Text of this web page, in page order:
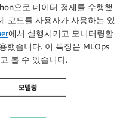
으로 데이터 정제를 수행했
코드를 사용자가 사용하는 있
에서 실행시키고 모니터링할
했습니다. 이 특징은 MLOps
볼 수 있습니다.